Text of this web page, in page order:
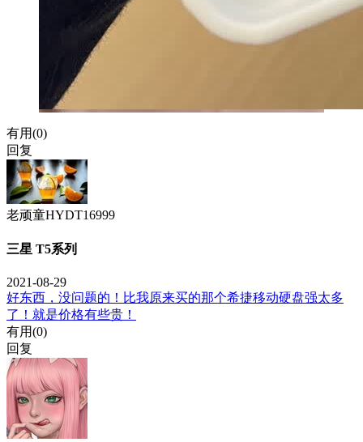
有用(0)
回复
老顽童HYDT16999
三星 T5系列
2021-08-29
好东西，没问题的！比我原来买的那个希捷移动硬盘强太多
了！就是价格有些贵！
有用(0)
回复